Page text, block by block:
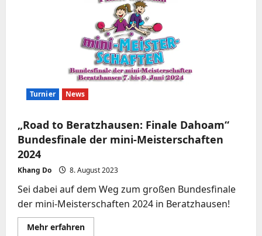
Turnier News
„Road to Beratzhausen: Finale Dahoam“
Bundesfinale der mini-Meisterschaften
2024
Khang Do 8. August 2023
Sei dabei auf dem Weg zum großen Bundesfinale
der mini-Meisterschaften 2024 in Beratzhausen!
Mehr erfahrenMehr